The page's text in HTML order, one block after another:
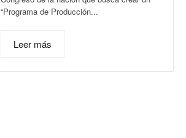
“Programa de Producción...
Leer más